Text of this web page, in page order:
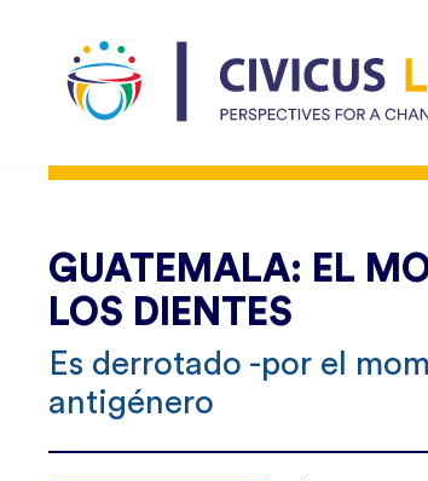
GUATEMALA: EL
LOS DIENTES
Es derrotado -por el
antigénero